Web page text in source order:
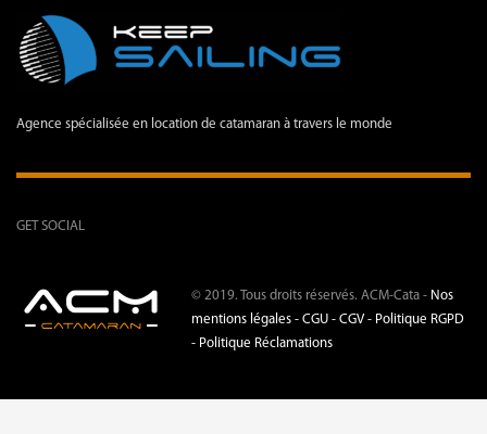
Agence spécialisée en location de catamaran à travers le monde
GET SOCIAL
© 2019. Tous droits réservés. ACM-Cata - Nos
mentions légales - CGU - CGV - Politique RGPD
- Politique Réclamations